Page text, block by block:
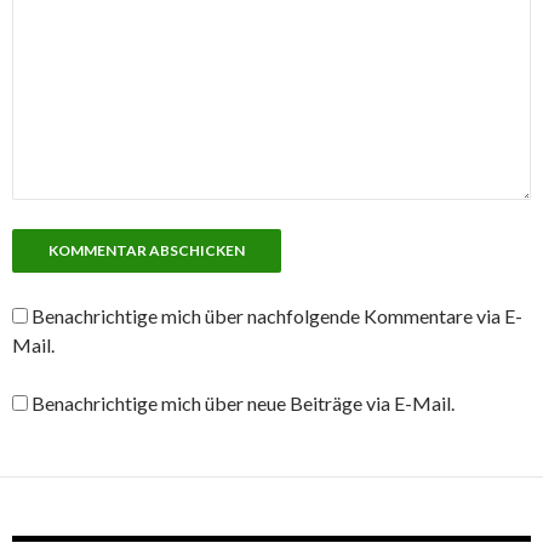
Benachrichtige mich über nachfolgende Kommentare via E-
Mail.
Benachrichtige mich über neue Beiträge via E-Mail.